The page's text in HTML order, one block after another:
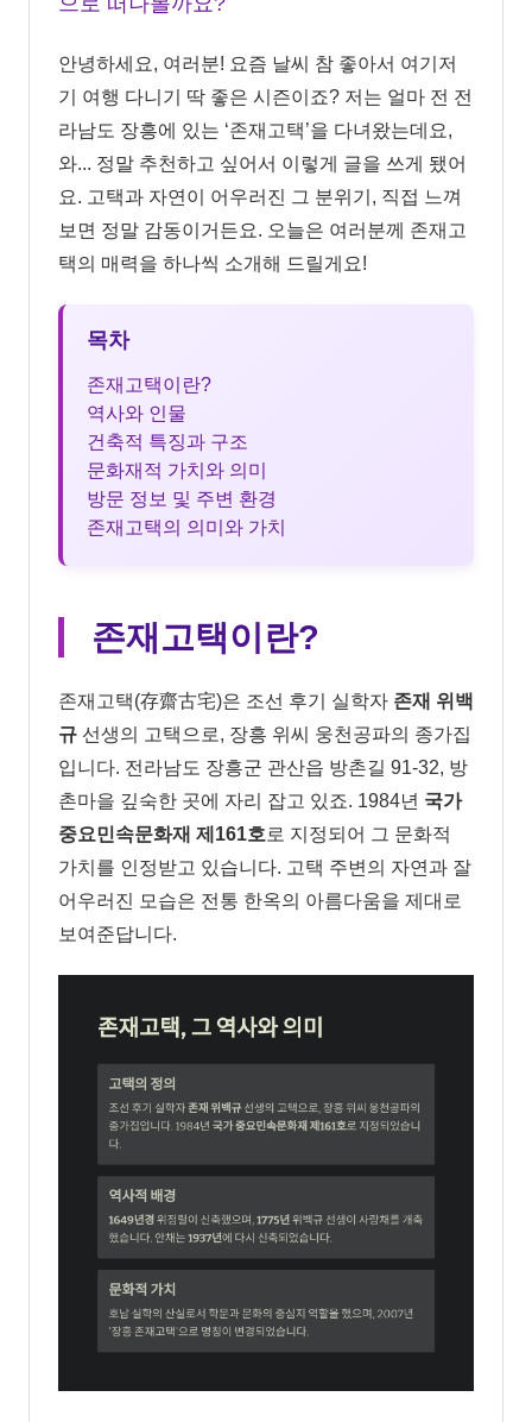
안녕하세요, 여러분! 요즘 날씨 참 좋아서 여기저
기 여행 다니기 딱 좋은 시즌이죠? 저는 얼마 전 전
라남도 장흥에 있는 ‘존재고택’을 다녀왔는데요,
와... 정말 추천하고 싶어서 이렇게 글을 쓰게 됐어
요. 고택과 자연이 어우러진 그 분위기, 직접 느껴
보면 정말 감동이거든요. 오늘은 여러분께 존재고
택의 매력을 하나씩 소개해 드릴게요!
목차
존재고택이란?
역사와 인물
건축적 특징과 구조
문화재적 가치와 의미
방문 정보 및 주변 환경
존재고택의 의미와 가치
존재고택이란?
존재고택(存齋古宅)은 조선 후기 실학자 존재 위백
규 선생의 고택으로, 장흥 위씨 웅천공파의 종가집
입니다. 전라남도 장흥군 관산읍 방촌길 91-32, 방
촌마을 깊숙한 곳에 자리 잡고 있죠. 1984년 국가
중요민속문화재 제161호 로 지정되어 그 문화적
가치를 인정받고 있습니다. 고택 주변의 자연과 잘
어우러진 모습은 전통 한옥의 아름다움을 제대로
보여준답니다.